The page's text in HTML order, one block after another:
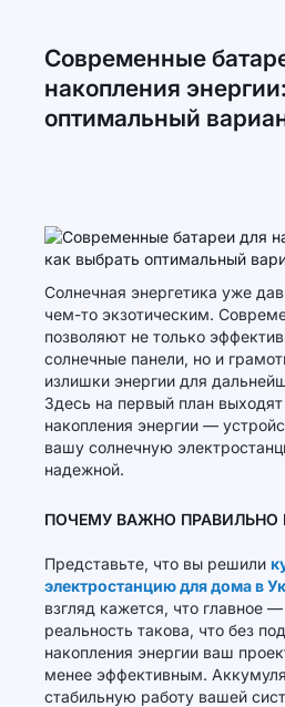
Современные
накопления
оптимальный
Солнечная энергетика уже
чем-то экзотическим.
позволяют не только
солнечные панели, но и
излишки энергии для
Здесь на первый план
накопления энергии —
вашу солнечную
надежной.
ПОЧЕМУ ВАЖНО ПРАВИЛЬНО
Представьте, что вы решили
электростанцию для дома в
взгляд кажется, что главное
реальность такова, что без
накопления энергии ваш
менее эффективным.
стабильную работу вашей